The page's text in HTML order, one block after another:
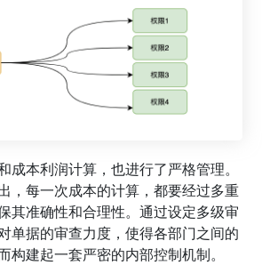
成本利润计算，也进行了严格管理。
，每一次成本的计算，都要经过多重
其准确性和合理性。通过设定多级审
单据的审查力度，使得各部门之间的
构建起一套严密的内部控制机制。